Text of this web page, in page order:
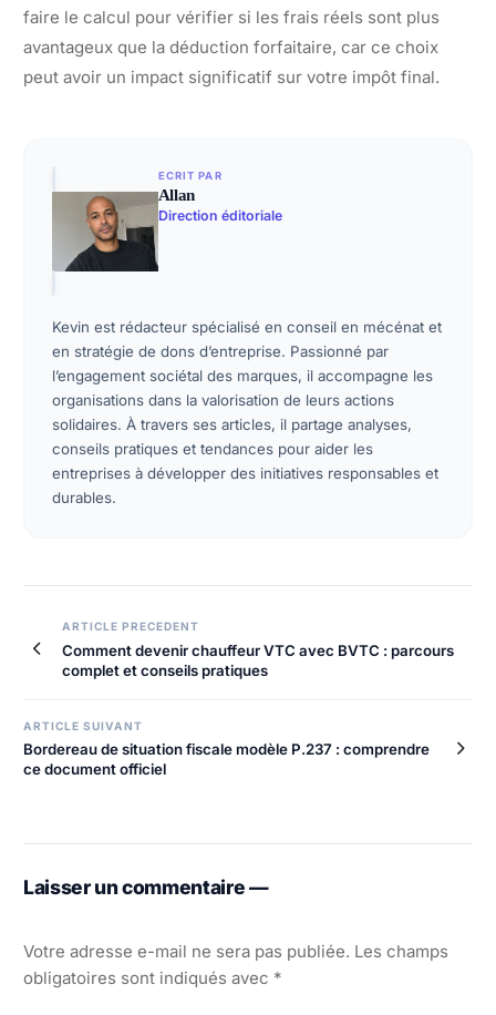
faire le calcul pour vérifier si les frais réels sont plus
avantageux que la déduction forfaitaire, car ce choix
peut avoir un impact significatif sur votre impôt final.
ECRIT PAR
Allan
Direction éditoriale
Kevin est rédacteur spécialisé en conseil en mécénat et
en stratégie de dons d’entreprise. Passionné par
l’engagement sociétal des marques, il accompagne les
organisations dans la valorisation de leurs actions
solidaires. À travers ses articles, il partage analyses,
conseils pratiques et tendances pour aider les
entreprises à développer des initiatives responsables et
durables.
Navigation
de
l’article
ARTICLE PRECEDENT
Comment devenir chauffeur VTC avec BVTC : parcours
complet et conseils pratiques
ARTICLE SUIVANT
Bordereau de situation fiscale modèle P.237 : comprendre
ce document officiel
Laisser un commentaire —
Votre adresse e-mail ne sera pas publiée. Les champs
obligatoires sont indiqués avec *